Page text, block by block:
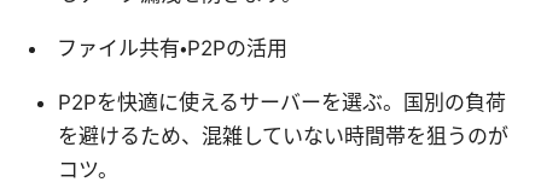
ファイル共有・P2Pの活用
P2Pを快適に使えるサーバーを選ぶ。国別の負荷
を避けるため、混雑していない時間帯を狙うのが
コツ。